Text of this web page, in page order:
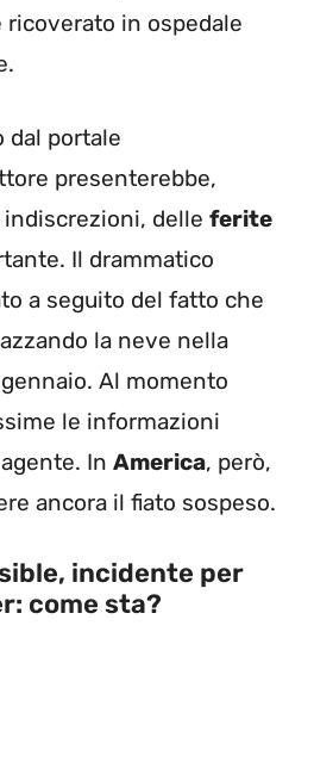
in ospedale
dal portale
presenterebbe,
delle ferite
Il drammatico
a seguito del fatto che
la neve nella
Al momento
le informazioni
In America, però,
ancora il fiato sospeso.
incidente per
come sta?